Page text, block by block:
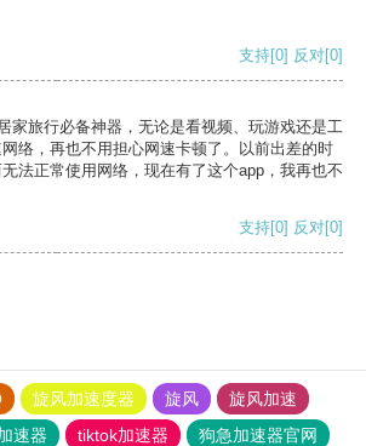
支持[0] 反对[0]
家旅行必备神器，无论是看视频、玩游戏还是工
络，再也不用担心网速卡顿了。以前出差的时
法正常使用网络，现在有了这个app，我再也不
支持[0] 反对[0]
旋风加速度器 旋风
旋风加速
速器 tiktok加速器
狗急加速器官网